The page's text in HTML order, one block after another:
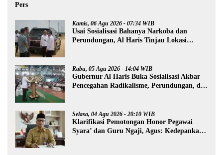
Pers
Kamis, 06 Agu 2026 - 07:34 WIB
Usai Sosialisasi Bahanya Narkoba dan
Perundungan, Al Haris Tinjau Lokasi
Rabu, 05 Agu 2026 - 14:04 WIB
Gubernur Al Haris Buka Sosialisasi Akbar
Pencegahan Radikalisme, Perundungan, dan
Selasa, 04 Agu 2026 - 20:10 WIB
Klarifikasi Pemotongan Honor Pegawai
Syara’ dan Guru Ngaji, Agus: Kedepankan